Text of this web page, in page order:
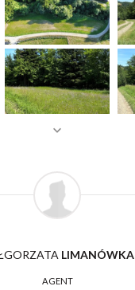
LIMANÓWKA
AGENT